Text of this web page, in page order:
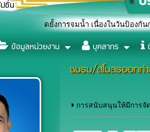
ารจมน้ำ เนื่องในวันป้องกันการจมน้ำโลก
ข้อมูลหน่วยงาน บุคลากร
ชมรม/สโมสรออกก
การสนับสนุนให้มีการจั